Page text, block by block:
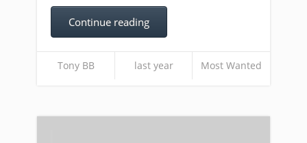
Continue reading
Tony BB last year Most Wanted